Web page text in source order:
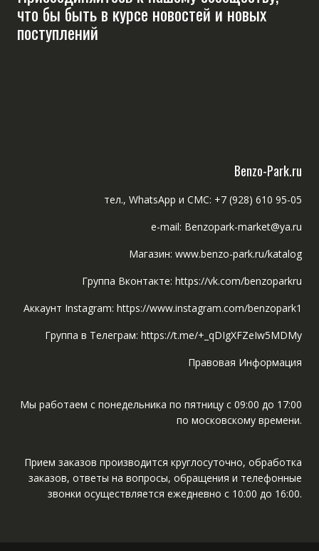
что бы быть в курсе новостей и новых
поступлений
Benzo-Park.ru
тел., WhatsApp и СМС: +7 (928) 610 95-05
e-mail: Benzopark-market@ya.ru
Магазин: www.benzo-park.ru/katalog
Группа Вконтакте: https://vk.com/benzoparkru
Аккаунт Instagram: https://www.instagram.com/benzopark1
Группа в Телеграм: https://t.me/+_qDIgXFZeIw5MDMy
Правовая Информация
Мы работаем с понедельника по пятницу с 09:00 до 17:00
по московскому времени.
Прием заказов производится круглосуточно, обработка
заказов, ответы на вопросы, обращения и телефонные
звонки осуществляется ежедневно с 10:00 до 16:00.